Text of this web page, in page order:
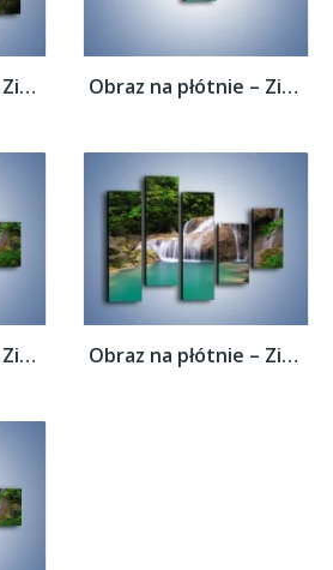
Obraz na płótnie – Zieleń woda i ryby –... Obraz na płótnie – Zieleń woda i ryby –...
Obraz na płótnie – Zieleń woda i ryby –... Obraz na płótnie – Zieleń woda i ryby –...